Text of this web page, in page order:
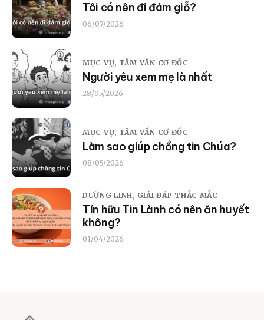
Tôi có nên đi đám giỗ?
06/07/2026
MỤC VỤ, TÂM VẤN CƠ ĐỐC
Người yêu xem mẹ là nhất
28/05/2026
MỤC VỤ, TÂM VẤN CƠ ĐỐC
Làm sao giúp chồng tin Chúa?
08/05/2026
DƯỠNG LINH, GIẢI ĐÁP THẮC MẮC
Tín hữu Tin Lành có nên ăn huyết
không?
01/04/2026